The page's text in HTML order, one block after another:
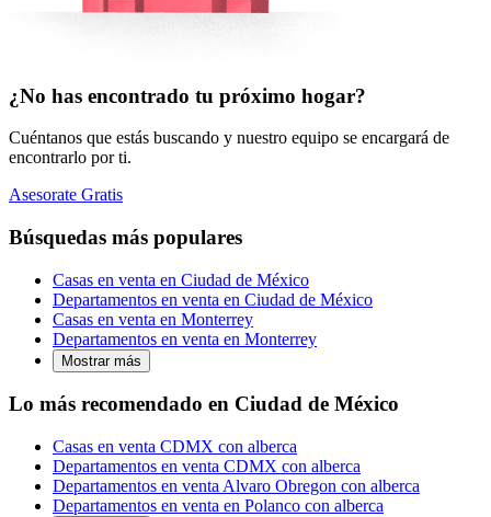
¿No has encontrado tu próximo hogar?
Cuéntanos que estás buscando y nuestro equipo se encargará de
encontrarlo por ti.
Asesorate Gratis
Búsquedas más populares
Casas en venta en Ciudad de México
Departamentos en venta en Ciudad de México
Casas en venta en Monterrey
Departamentos en venta en Monterrey
Mostrar más
Lo más recomendado en Ciudad de México
Casas en venta CDMX con alberca
Departamentos en venta CDMX con alberca
Departamentos en venta Alvaro Obregon con alberca
Departamentos en venta en Polanco con alberca